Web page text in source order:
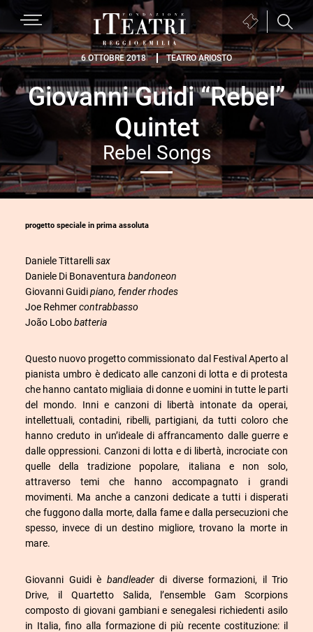
navigazione
primaria
contenuto
principale
piè
di
pagina
Fondazione
I
Teatri
Emilia
Biglietteria
(si
apre
una
finestra)
6 OTTOBRE 2018 TEATRO ARIOSTO
Giovanni Guidi “Rebel”
Quintet
Rebel Songs
progetto speciale in prima assoluta
Daniele Tittarellisax
Daniele Di Bonaventura bandoneon
Giovanni Guidipiano, fender rhodes
Joe Rehmercontrabbasso
João Lobobatteria
Questo nuovo progetto commissionato dal Festival Aperto al
pianista umbro è dedicato alle canzoni di lotta e di protesta
che hanno cantato migliaia di donne e uomini in tutte le parti
del mondo. Inni e canzoni di libertà intonate da operai,
intellettuali, contadini, ribelli, partigiani, da tutti coloro che
hanno creduto in un’ideale di affrancamento dalle guerre e
dalle oppressioni. Canzoni di lotta e di libertà, incrociate con
quelle della tradizione popolare, italiana e non solo,
attraverso temi che hanno accompagnato i grandi
movimenti. Ma anche a canzoni dedicate a tutti i disperati
che fuggono dalla morte, dalla fame e dalla persecuzioni che
spesso, invece di un destino migliore, trovano la morte in
mare.
Giovanni Guidi è bandleaderdi diverse formazioni, il Trio
Drive, il Quartetto Salida, l’ensemble Gam Scorpions
composto di giovani gambiani e senegalesi richiedenti asilo
in Italia, fino alla formazione di più recente costituzione: il